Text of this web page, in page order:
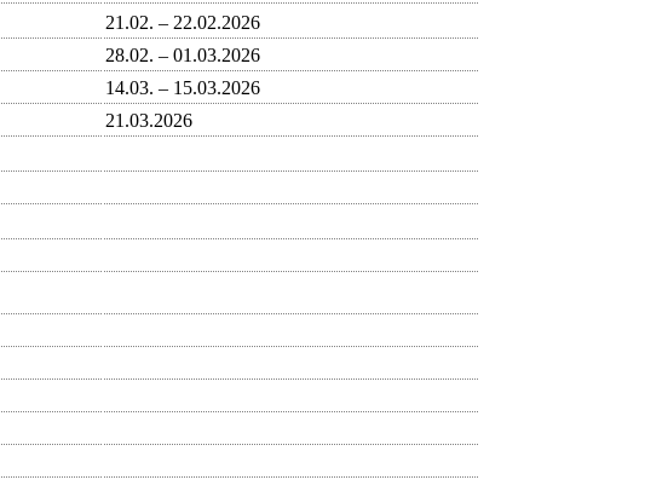
21.02. – 22.02.2026
28.02. – 01.03.2026
14.03. – 15.03.2026
21.03.2026